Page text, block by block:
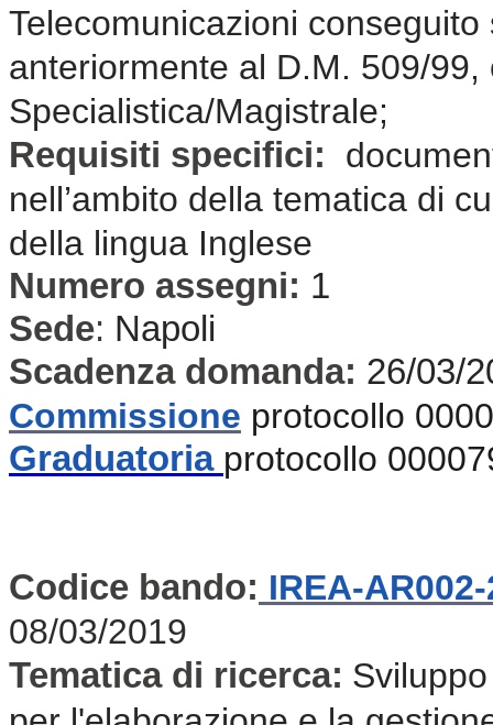
Telecomunicazioni
anteriormente al D.M. 509/
Specialistica/Magistrale;
Requisiti specifici:
nell’ambito della tematica di
della lingua Inglese
Numero assegni: 1
Sede: Napoli
Scadenza domanda: 26/03/
Commissione protocollo
Graduatoria protocollo
Codice bando: IREA-
08/03/2019
Tematica di ricerca: